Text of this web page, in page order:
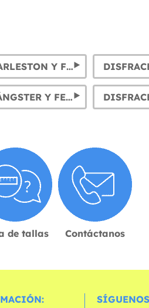
DISFRACES DE CHARLESTON Y FLAPPERS
SOMBREROS DE GÁNGSTER Y FEDORAS
de tallas Contáctanos